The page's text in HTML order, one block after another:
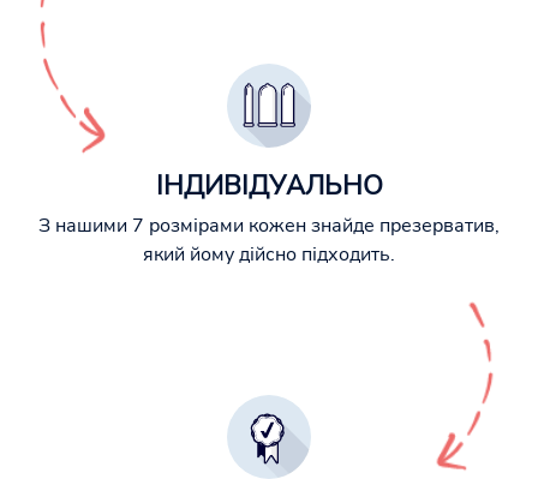
ІНДИВІДУАЛЬНО
З нашими 7 розмірами кожен знайде презерватив,
який йому дійсно підходить.